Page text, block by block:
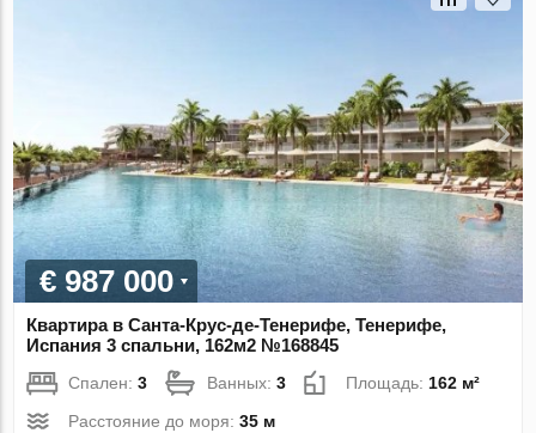
€ 987 000
Квартира в Санта-Крус-де-Тенерифе, Тенерифе,
Испания 3 спальни, 162м2 №168845
Спален:3 Ванных:3 Площадь: 162 м²
Расстояние до моря:35 м